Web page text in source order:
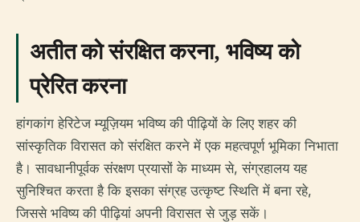
अतीत को संरक्षित करना, भविष्य को
प्रेरित करना
हांगकांग हेरिटेज म्यूज़ियम भविष्य की पीढ़ियों के लिए शहर की
सांस्कृतिक विरासत को संरक्षित करने में एक महत्वपूर्ण भूमिका निभाता
है। सावधानीपूर्वक संरक्षण प्रयासों के माध्यम से, संग्रहालय यह
सुनिश्चित करता है कि इसका संग्रह उत्कृष्ट स्थिति में बना रहे,
जिससे भविष्य की पीढ़ियां अपनी विरासत से जुड़ सकें।